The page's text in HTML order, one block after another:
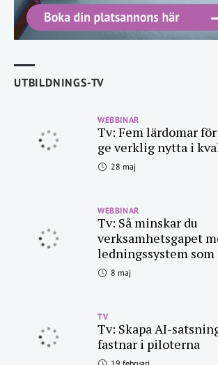
UTBILDNINGS-TV
WEBBINAR
Tv: Fem lärdomar
ge verklig nytta i
28 maj
WEBBINAR
Tv: Så minskar du
verksamhetsgapet
ledningssystem som
8 maj
TV
Tv: Skapa AI-
fastnar i piloterna